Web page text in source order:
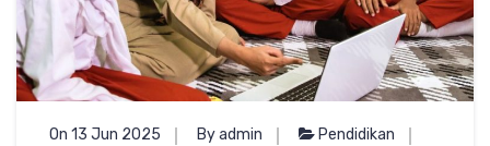
On 13 Jun 2025 By admin
Pendidikan